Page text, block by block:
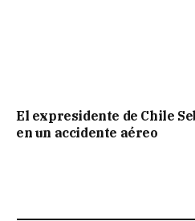
El expresidente de Chile
en un accidente aéreo